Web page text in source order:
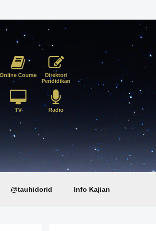
Online Course
Direktori
Pendidikan
TV Radio
@tauhidorid Info Kajian